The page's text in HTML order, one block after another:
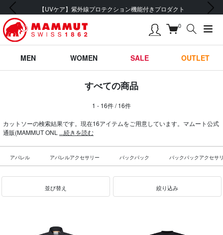
【UVケア】紫外線プロテクション機能付きプロダクト
前の画像 次の画像
0
MEN WOMEN SALE OUTLET
すべての商品
1 - 16件 / 16件
カットソーの検索結果です。現在16アイテムをご用意しています。マムート公式
通販(MAMMUT ONL ...続きを読む
アパレル アパレルアクセサリー バックパック バックパックアクセサ
並び替え 絞り込み